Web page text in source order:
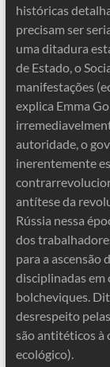
históricas
precisam ser
uma ditadura
de Estado, o
manifestações
explica Emma
autoridade, o
inerentemente
antítese da
Rússia nessa
dos
para a ascensão
disciplinadas em
bolcheviques.
desrespeito
são antitéticos à
ecológico).